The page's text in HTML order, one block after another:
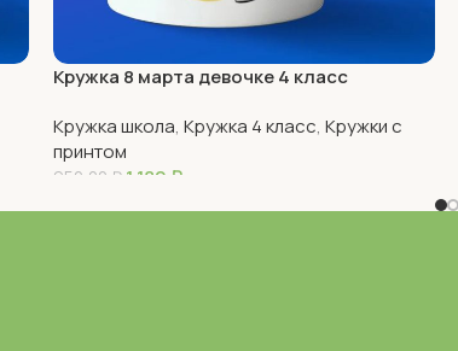
Кружка 8 марта девочке 4 класс
Кружка школа, Кружка 4 класс, Кружки с
принтом
950,00 ₽ 1 180 ₽
В Корзину